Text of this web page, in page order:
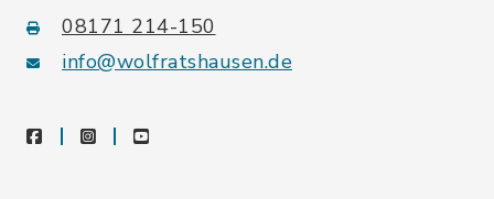
08171 214-150
info@wolfratshausen.de
facebookinstagramyoutube